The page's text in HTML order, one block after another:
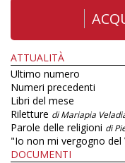
ATTUALITÀ
Ultimo numero
Numeri precedenti
Libri del mese
Riletture di Mariapia
Parole delle religioni di
"Io non mi vergogno del
DOCUMENTI